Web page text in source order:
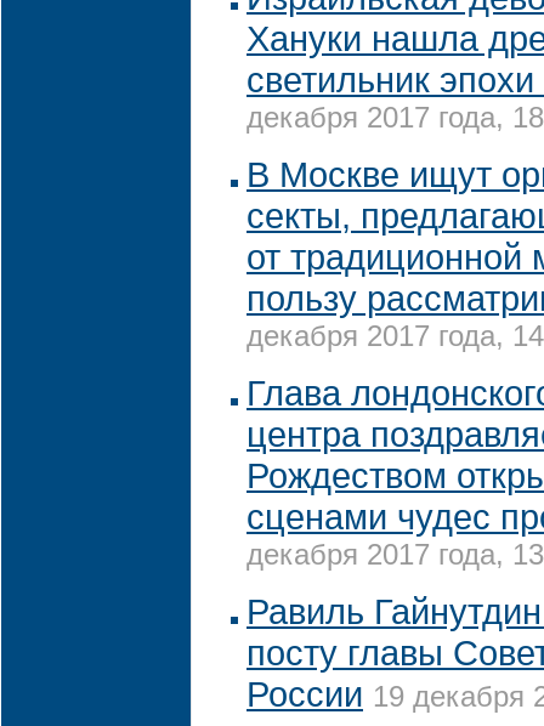
Хануки нашла
светильник
декабря 2017 года,
В Москве ищут
секты,
от традиционной
пользу
декабря 2017 года,
Глава
центра
Рождеством
сценами чудес
декабря 2017 года,
Равиль
посту главы
России 19 декабря